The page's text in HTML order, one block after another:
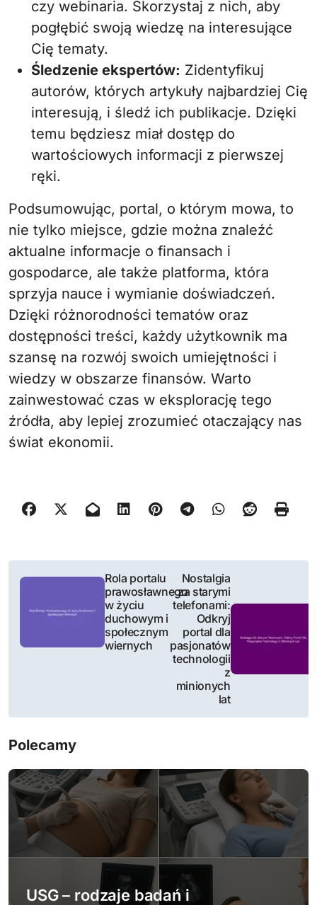
czy webinaria. Skorzystaj z nich, aby
pogłębić swoją wiedzę na interesujące
Cię tematy.
Śledzenie ekspertów: Zidentyfikuj
autorów, których artykuły najbardziej Cię
interesują, i śledź ich publikacje. Dzięki
temu będziesz miał dostęp do
wartościowych informacji z pierwszej
ręki.
Podsumowując, portal, o którym mowa, to
nie tylko miejsce, gdzie można znaleźć
aktualne informacje o finansach i
gospodarce, ale także platforma, która
sprzyja nauce i wymianie doświadczeń.
Dzięki różnorodności tematów oraz
dostępności treści, każdy użytkownik ma
szansę na rozwój swoich umiejętności i
wiedzy w obszarze finansów. Warto
zainwestować czas w eksplorację tego
źródła, aby lepiej zrozumieć otaczający nas
świat ekonomii.
N
a
c
j
a
p
Rola portalu
prawosławnego
w życiu
duchowym i
społecznym
wiernych
Nostalgia
za starymi
telefonami:
Odkryj
portal dla
pasjonatów
technologii
z
minionych
lat
Polecamy
USG – rodzaje badań i